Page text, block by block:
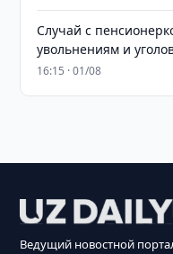
Случай с
увольнениям и
16:15 · 01/08
Ведущий новостной